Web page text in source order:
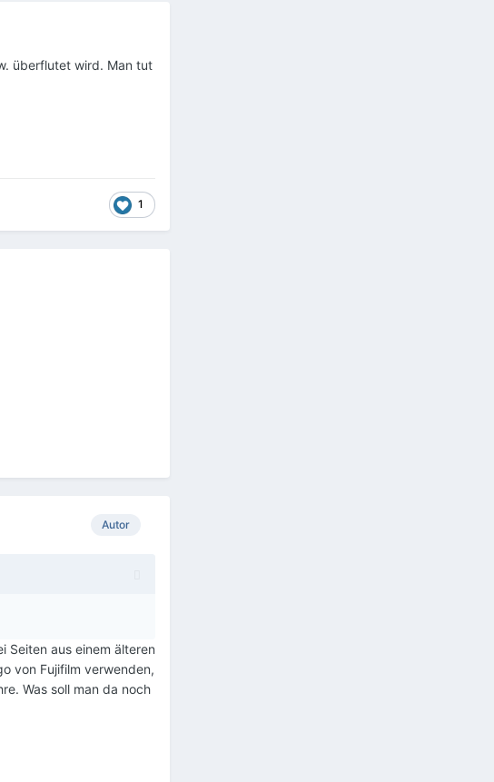
überflutet wird. Man tut
1
Autor
Seiten aus einem älteren
von Fujifilm verwenden,
Was soll man da noch